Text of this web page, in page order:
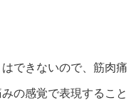
できないので、筋肉痛
の感覚で表現すること